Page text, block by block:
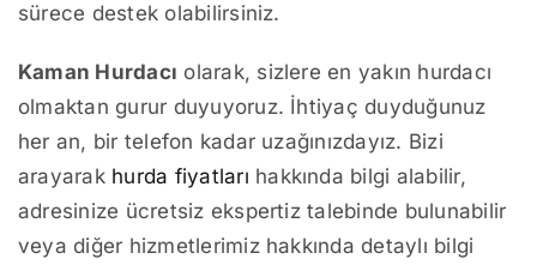
sürece destek olabilirsiniz.
Kaman Hurdacı olarak, sizlere en yakın hurdacı
olmaktan gurur duyuyoruz. İhtiyaç duyduğunuz
her an, bir telefon kadar uzağınızdayız. Bizi
arayarak hurda fiyatları hakkında bilgi alabilir,
adresinize ücretsiz ekspertiz talebinde bulunabilir
veya diğer hizmetlerimiz hakkında detaylı bilgi